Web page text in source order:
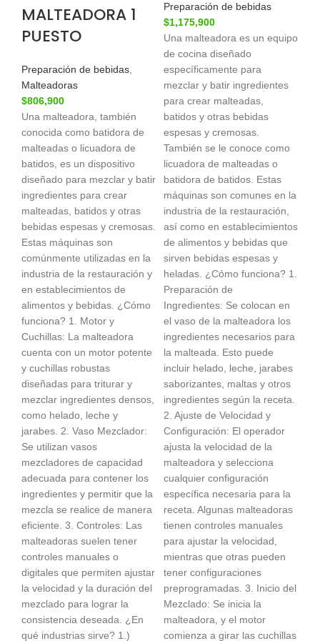
MALTEADORA 1
PUESTO
Preparación de bebidas,
Malteadoras
$806,900
Una malteadora, también
conocida como batidora de
malteadas o licuadora de
batidos, es un dispositivo
diseñado para mezclar y batir
ingredientes para crear
malteadas, batidos y otras
bebidas espesas y cremosas.
Estas máquinas son
comúnmente utilizadas en la
industria de la restauración y
en establecimientos de
alimentos y bebidas. ¿Cómo
funciona? 1. Motor y
Cuchillas: La malteadora
cuenta con un motor potente
y cuchillas robustas
diseñadas para triturar y
mezclar ingredientes densos,
como helado, leche y
jarabes. 2. Vaso Mezclador:
Se utilizan vasos
mezcladores de capacidad
adecuada para contener los
ingredientes y permitir que la
mezcla se realice de manera
eficiente. 3. Controles: Las
malteadoras suelen tener
controles manuales o
digitales que permiten ajustar
la velocidad y la duración del
mezclado para lograr la
consistencia deseada. ¿En
qué industrias sirve? 1.)
Preparación de bebidas
$1,175,900
Una malteadora es un equipo
de cocina diseñado
específicamente para
mezclar y batir ingredientes
para crear malteadas,
batidos y otras bebidas
espesas y cremosas.
También se le conoce como
licuadora de malteadas o
batidora de batidos. Estas
máquinas son comunes en la
industria de la restauración,
así como en establecimientos
de alimentos y bebidas que
sirven bebidas espesas y
heladas. ¿Cómo funciona? 1.
Preparación de
Ingredientes: Se colocan en
el vaso de la malteadora los
ingredientes necesarios para
la malteada. Esto puede
incluir helado, leche, jarabes
saborizantes, maltas y otros
ingredientes según la receta.
2. Ajuste de Velocidad y
Configuración: El operador
ajusta la velocidad de la
malteadora y selecciona
cualquier configuración
específica necesaria para la
receta. Algunas malteadoras
tienen controles manuales
para ajustar la velocidad,
mientras que otras pueden
tener configuraciones
preprogramadas. 3. Inicio del
Mezclado: Se inicia la
malteadora, y el motor
comienza a girar las cuchillas